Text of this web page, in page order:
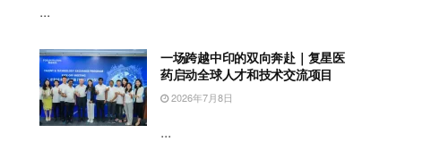
...
一场跨越中印的双向奔赴｜复星医
药启动全球人才和技术交流项目
2026年7月8日
...